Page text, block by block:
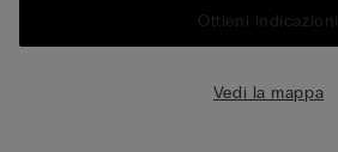
Ottieni indicazioni
Vedi la mappa